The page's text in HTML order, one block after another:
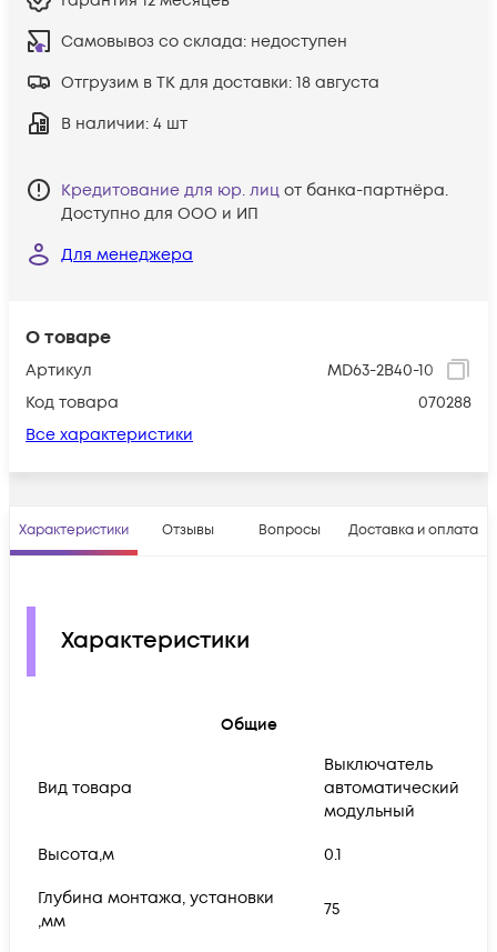
О товаре
Артикул
MD63-2B40-10
Код товара
070288
Все характеристики
Самовывоз со склада: недоступен
Отгрузим в ТК для доставки: 18 августа
В наличии: 4 шт
Кредитование для юр. лиц от банка-партнёра.
Доступно для ООО и ИП
Для менеджера
Характеристики Отзывы Вопросы Доставка и оплата
Характеристики
Общие
Вид товара
Выключатель
автоматический
модульный
Высота,м 0.1
Глубина монтажа, установки
,мм
75